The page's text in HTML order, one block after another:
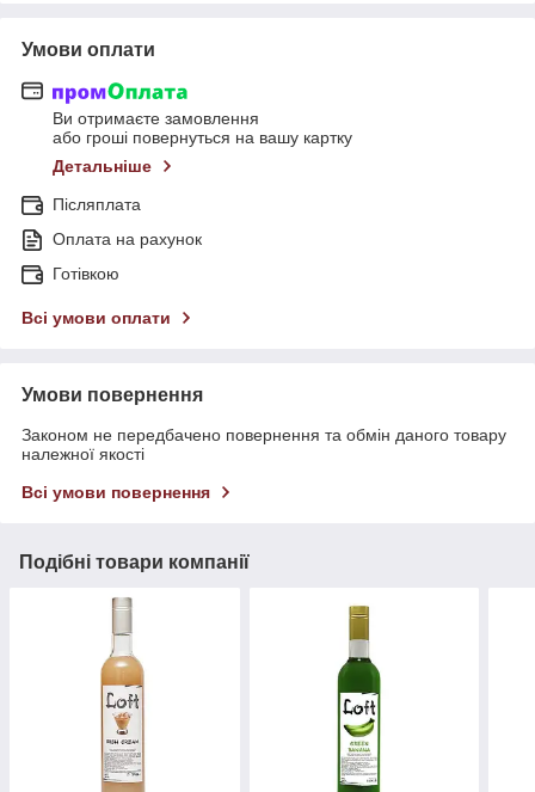
Умови оплати
Ви отримаєте замовлення
або гроші повернуться на вашу картку
Детальніше
Післяплата
Оплата на рахунок
Готівкою
Всі умови оплати
Умови повернення
Законом не передбачено повернення та обмін даного товару
належної якості
Всі умови повернення
Подібні товари компанії